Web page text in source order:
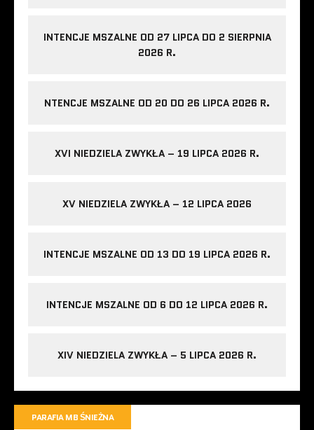
INTENCJE MSZALNE OD 27 LIPCA DO 2 SIERPNIA
2026 R.
NTENCJE MSZALNE OD 20 DO 26 LIPCA 2026 R.
XVI NIEDZIELA ZWYKŁA – 19 LIPCA 2026 R.
XV NIEDZIELA ZWYKŁA – 12 LIPCA 2026
INTENCJE MSZALNE OD 13 DO 19 LIPCA 2026 R.
INTENCJE MSZALNE OD 6 DO 12 LIPCA 2026 R.
XIV NIEDZIELA ZWYKŁA – 5 LIPCA 2026 R.
PARAFIA MB ŚNIEŻNA